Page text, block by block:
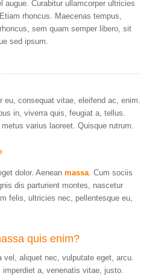
augue. Curabitur ullamcorper ultricies
rhoncus. Maecenas tempus,
sem quam semper libero, sit
sed ipsum.
eu, consequat vitae, eleifend ac, enim.
in, viverra quis, feugiat a, tellus.
varius laoreet. Quisque rutrum.
dolor. Aenean massa. Cum sociis
dis parturient montes, nascetur
felis, ultricies nec, pellentesque eu,
quis enim?
vel, aliquet nec, vulputate eget, arcu.
imperdiet a, venenatis vitae, justo.